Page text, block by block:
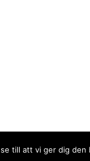
till att vi ger dig